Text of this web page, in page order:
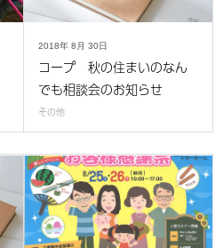
2018年 8月 30日
コープ 秋の住まいのなん
でも相談会のお知らせ
その他